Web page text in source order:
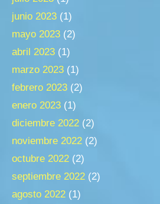
junio 2023 (1)
mayo 2023 (2)
abril 2023 (1)
marzo 2023 (1)
febrero 2023 (2)
enero 2023 (1)
diciembre 2022 (2)
noviembre 2022 (2)
octubre 2022 (2)
septiembre 2022 (2)
agosto 2022 (1)